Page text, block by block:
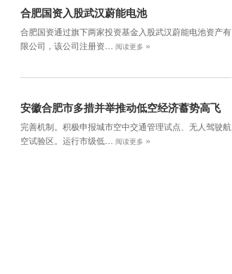
合肥国资入股武汉蔚能电池
合肥国资通过旗下两家投资基金入股武汉蔚能电池资产有
限公司，该公司注册资…
阅读更多 »
安徽合肥市多措并举推动低空经济蓄势高飞
完善机制。积极申报城市空中交通管理试点、无人驾驶航
空试验区。运行市级低…
阅读更多 »